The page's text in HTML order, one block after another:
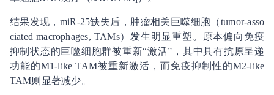
结果发现，miR-25缺失后，肿瘤相关巨噬细胞（tumor-asso
ciated macrophages, TAMs）发生明显重塑。原本偏向免疫
抑制状态的巨噬细胞群被重新“激活”，其中具有抗原呈递
功能的M1-like TAM被重新激活，而免疫抑制性的M2-like
TAM则显著减少。